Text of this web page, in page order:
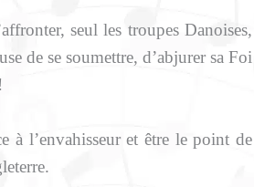
seul les troupes Danoises,
de se soumettre, d’abjurer sa Foi
à l’envahisseur et être le point de